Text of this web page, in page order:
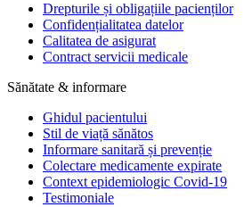
Drepturile și obligațiile pacienților
Confidențialitatea datelor
Calitatea de asigurat
Contract servicii medicale
Sănătate & informare
Ghidul pacientului
Stil de viață sănătos
Informare sanitară și prevenție
Colectare medicamente expirate
Context epidemiologic Covid-19
Testimoniale